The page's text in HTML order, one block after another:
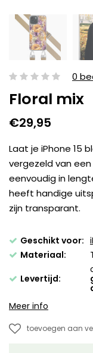
0
Floral mix
€29,95
Laat je iPhone 15
vergezeld van
eenvoudig in
heeft handige
zijn transparant.
Geschikt voor:
Materiaal:
Levertijd:
Meer info
toevoegen aan